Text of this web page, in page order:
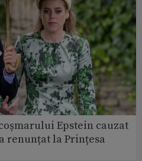
Epstein cauzat
renunțat la Prințesa